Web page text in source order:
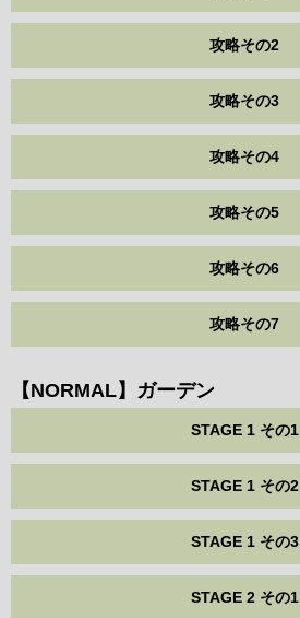
攻略その2
攻略その3
攻略その4
攻略その5
攻略その6
攻略その7
【NORMAL】ガーデン
STAGE 1 その1
STAGE 1 その2
STAGE 1 その3
STAGE 2 その1